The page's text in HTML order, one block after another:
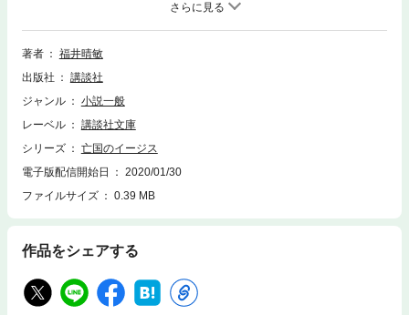
た《楯（イージス）》が、日本にもたらす恐怖とは。日本推理作家協会
賞、日本冒険小説協会大賞、大藪春彦賞をトリプル受賞した長編海洋冒険
小説の傑作。（講談社文庫）
著者
福井晴敏
出版社
講談社
ジャンル
小説一般
レーベル
講談社文庫
シリーズ
亡国のイージス
電子版配信開始日
2020/01/30
ファイルサイズ
0.39 MB
作品をシェアする